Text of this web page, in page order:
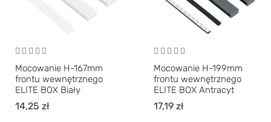
Mocowanie H-167mm
frontu wewnętrznego
ELITE BOX Biały
14,25 zł
Mocowanie H-199mm
frontu wewnętrznego
ELITE BOX Antracyt
17,19 zł